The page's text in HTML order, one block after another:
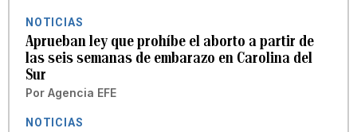
NOTICIAS
Aprueban ley que prohíbe el aborto a partir de
las seis semanas de embarazo en Carolina del
Sur
Por Agencia EFE
NOTICIAS